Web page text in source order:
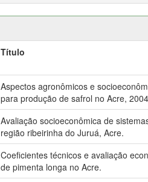
Título
Aspectos agronômicos e
para produção de safrol no Acre,
Avaliação socioeconômica de
região ribeirinha do Juruá, Acre.
Coeficientes técnicos e avaliação
de pimenta longa no Acre.